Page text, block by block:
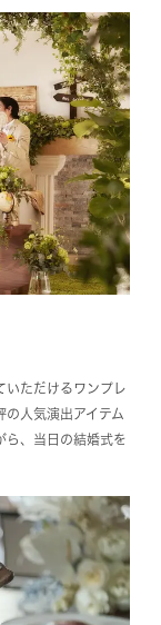
いただけるワンプレ
人気演出アイテム
ら、当日の結婚式を